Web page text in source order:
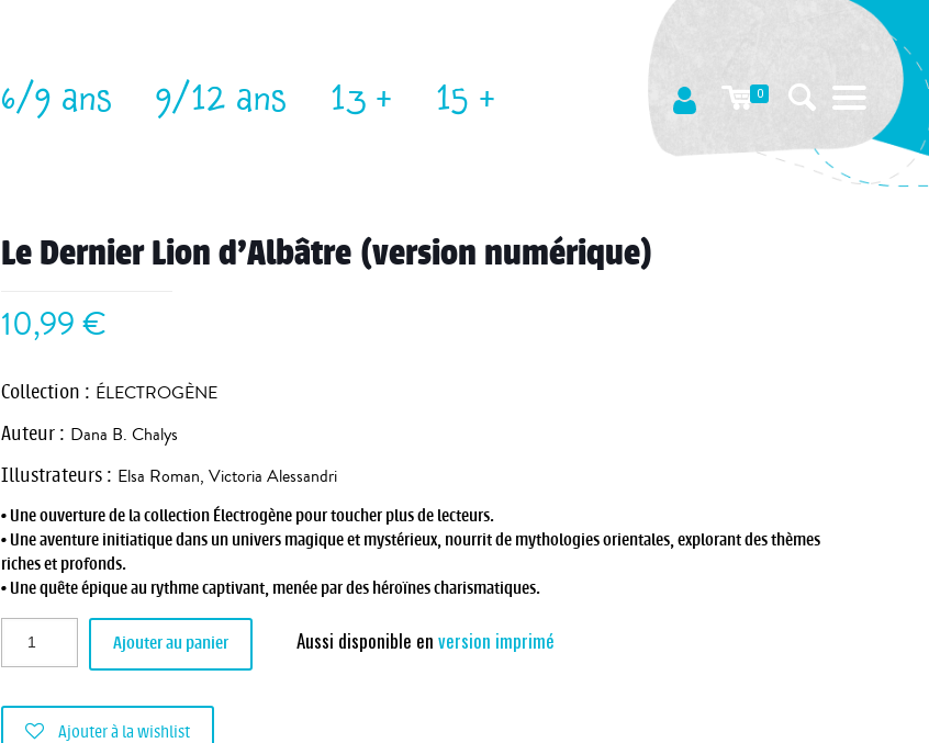
6/9 ans 9/12 ans 13 + 15 + 0
Le Dernier Lion d’Albâtre (version numérique)
10,99€
Collection : ÉLECTROGÈNE
Auteur : Dana B. Chalys
Illustrateurs : Elsa Roman,Victoria Alessandri
• Une ouverture de la collection Électrogène pour toucher plus de lecteurs.
• Une aventure initiatique dans un univers magique et mystérieux, nourrit de mythologies orientales, explorant des thèmes
riches et profonds.
• Une quête épique au rythme captivant, menée par des héroïnes charismatiques.
Ajouter au panier Aussi disponible enversion imprimé
Ajouter à la wishlist